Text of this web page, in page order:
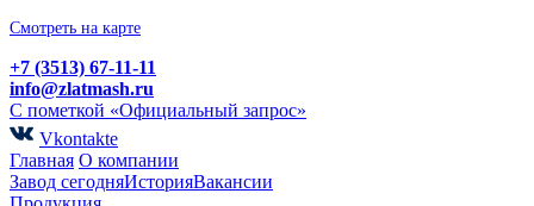
Смотреть на карте
+7 (3513) 67-11-11
info@zlatmash.ru
С пометкой «Официальный запрос»
Vkontakte
Главная О компании
Завод сегодняИсторияВакансии